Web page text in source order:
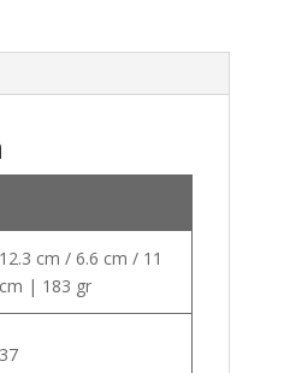
12.3 cm / 6.6 cm / 11
cm | 183 gr
37